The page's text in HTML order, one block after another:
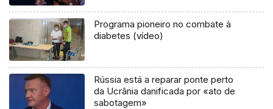
Programa pioneiro no combate à
diabetes (vídeo)
Rússia está a reparar ponte perto
da Ucrânia danificada por «ato de
sabotagem»